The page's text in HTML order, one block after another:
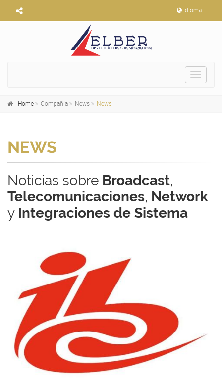
Idioma
Toggle
Home Compañía News News
NEWS
Noticias sobre Broadcast,
Telecomunicaciones, Network
y Integraciones de Sistema